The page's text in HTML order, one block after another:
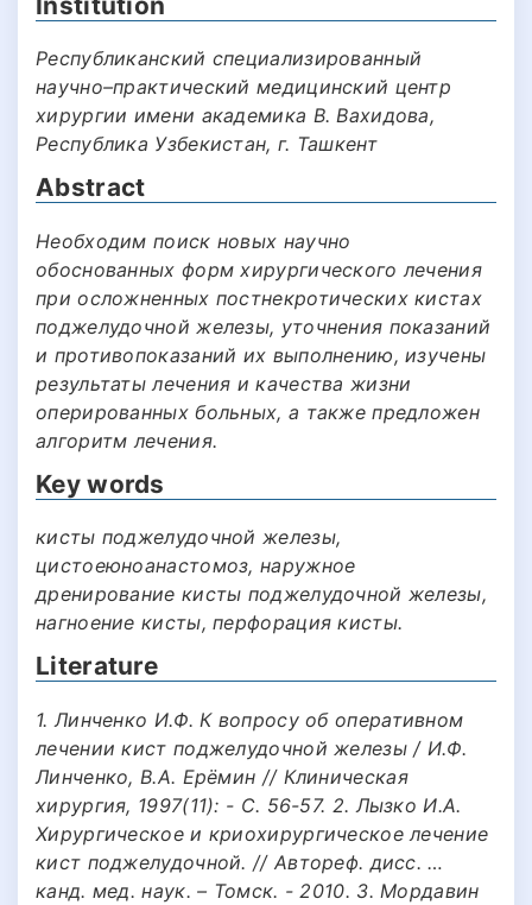
Республиканский специализированный
научно–практический медицинский центр
хирургии имени академика В. Вахидова,
Республика Узбекистан, г. Ташкент
Abstract
Необходим поиск новых научно
обоснованных форм хирургического лечения
при осложненных постнекротических кистах
поджелудочной железы, уточнения показаний
и противопоказаний их выполнению, изучены
результаты лечения и качества жизни
оперированных больных, а также предложен
алгоритм лечения.
Key words
кисты поджелудочной железы,
цистоеюноанастомоз, наружное
дренирование кисты поджелудочной железы,
нагноение кисты, перфорация кисты.
Literature
1. Линченко И.Ф. К вопросу об оперативном
лечении кист поджелудочной железы / И.Ф.
Линченко, В.А. Ерёмин // Клиническая
хирургия, 1997(11): - C. 56-57. 2. Лызко И.А.
Хирургическое и криохирургическое лечение
кист поджелудочной. // Автореф. дисс. …
канд. мед. наук. – Томск. - 2010. 3. Мордавин